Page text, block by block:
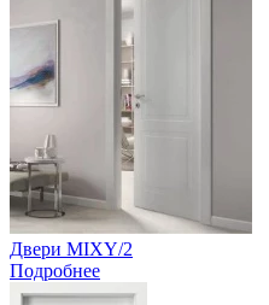
Двери MIXY/2
Подробнее